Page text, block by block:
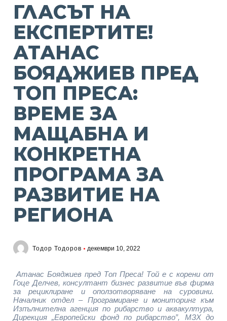
ГЛАСЪТ НА
ЕКСПЕРТИТЕ!
АТАНАС
БОЯДЖИЕВ ПРЕД
ТОП ПРЕСА:
ВРЕМЕ ЗА
МАЩАБНА И
КОНКРЕТНА
ПРОГРАМА ЗА
РАЗВИТИЕ НА
РЕГИОНА
Тодор Тодоров декември 10, 2022
Атанас Бояджиев пред Топ Преса! Той е с корени от
Гоце Делчев, консултант бизнес развитие във фирма
за рециклиране и оползотворяване на суровини.
Началник отдел – Програмиране и мониторинг към
Изпълнителна агенция по рибарство и аквакултура,
Дирекция „Европейски фонд по рибарство”, МЗХ до